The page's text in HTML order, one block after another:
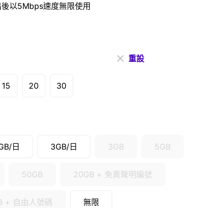
以5Mbps速度無限使用
15 20 30
日 3GB/日 3GB 5GB
50GB 20GB + 免責聲明編號
+ 自由人號碼 無限
重設